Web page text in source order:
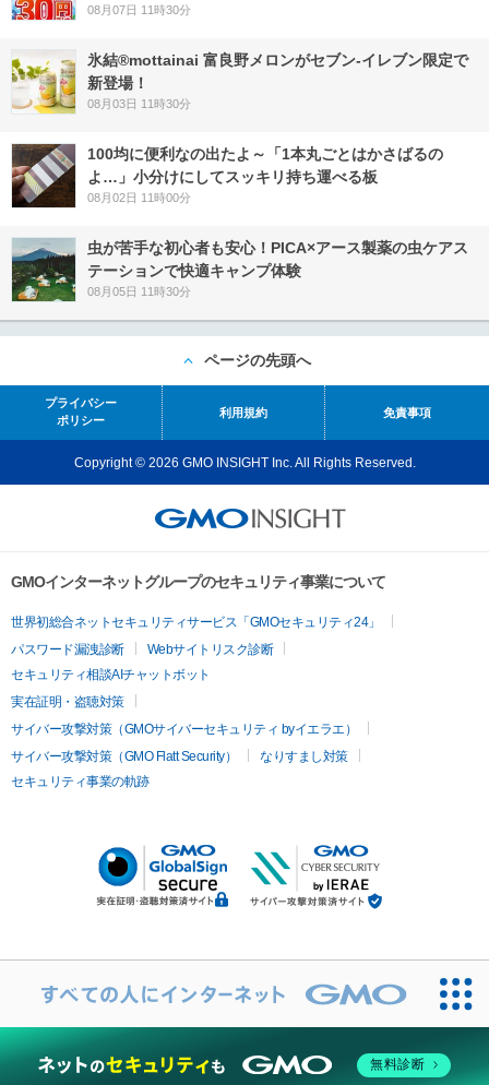
08月07日 11時30分
氷結®mottainai 富良野メロンがセブン‐イレブン限定で
新登場！
08月03日 11時30分
100均に便利なの出たよ～「1本丸ごとはかさばるの
よ…」小分けにしてスッキリ持ち運べる板
08月02日 11時00分
虫が苦手な初心者も安心！PICA×アース製薬の虫ケアス
テーションで快適キャンプ体験
08月05日 11時30分
ページの先頭へ
プライバシー
ポリシー
利用規約 免責事項
Copyright © 2026 GMO INSIGHT Inc. All Rights Reserved.
GMOインターネットグループのセキュリティ事業について
世界初総合ネットセキュリティサービス「GMOセキュリティ24」
パスワード漏洩診断
Webサイトリスク診断
セキュリティ相談AIチャットボット
実在証明・盗聴対策
サイバー攻撃対策（GMOサイバーセキュリティ byイエラエ）
サイバー攻撃対策（GMO Flatt Security）
なりすまし対策
セキュリティ事業の軌跡
無料診断